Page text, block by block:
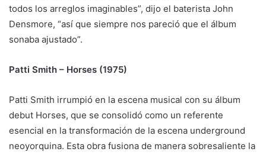
todos los arreglos imaginables”, dijo el baterista John
Densmore, “así que siempre nos pareció que el álbum
sonaba ajustado”.
Patti Smith – Horses (1975)
Patti Smith irrumpió en la escena musical con su álbum
debut Horses, que se consolidó como un referente
esencial en la transformación de la escena underground
neoyorquina. Esta obra fusiona de manera sobresaliente la